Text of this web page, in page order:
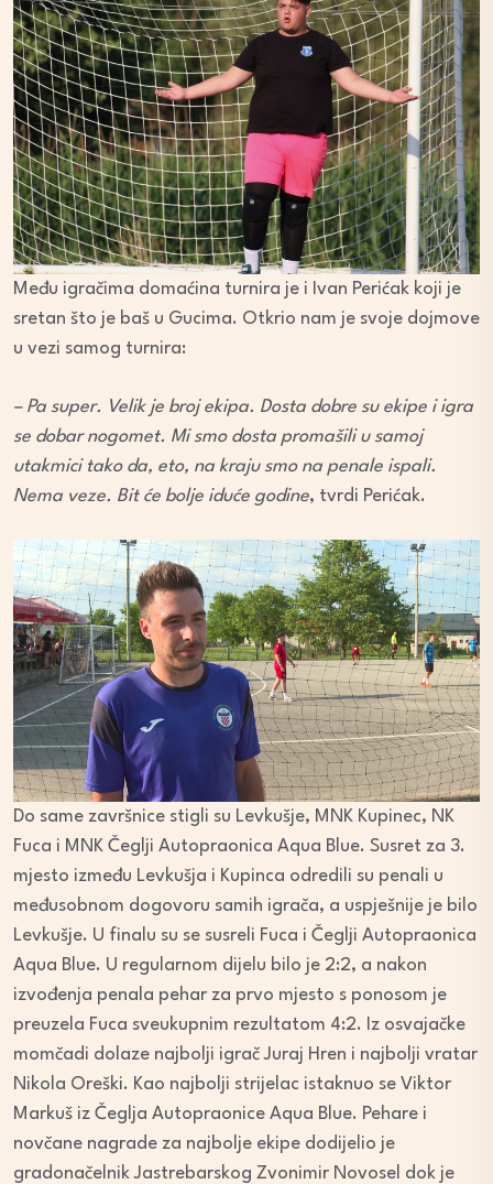
Među igračima domaćina turnira je i Ivan Perićak koji je
sretan što je baš u Gucima. Otkrio nam je svoje dojmove
u vezi samog turnira:
– Pa super. Velik je broj ekipa. Dosta dobre su ekipe i igra
se dobar nogomet. Mi smo dosta promašili u samoj
utakmici tako da, eto, na kraju smo na penale ispali.
Nema veze. Bit će bolje iduće godine, tvrdi Perićak.
Do same završnice stigli su Levkušje, MNK Kupinec, NK
Fuca i MNK Čeglji Autopraonica Aqua Blue. Susret za 3.
mjesto između Levkušja i Kupinca odredili su penali u
međusobnom dogovoru samih igrača, a uspješnije je bilo
Levkušje. U finalu su se susreli Fuca i Čeglji Autopraonica
Aqua Blue. U regularnom dijelu bilo je 2:2, a nakon
izvođenja penala pehar za prvo mjesto s ponosom je
preuzela Fuca sveukupnim rezultatom 4:2. Iz osvajačke
momčadi dolaze najbolji igrač Juraj Hren i najbolji vratar
Nikola Oreški. Kao najbolji strijelac istaknuo se Viktor
Markuš iz Čeglja Autopraonice Aqua Blue. Pehare i
novčane nagrade za najbolje ekipe dodijelio je
gradonačelnik Jastrebarskog Zvonimir Novosel dok je